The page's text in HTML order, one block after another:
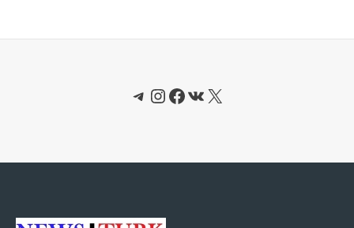
Telegram
Instagram
Facebook
ВКонтакте
X